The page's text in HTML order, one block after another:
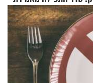
ועד קריאת שמע